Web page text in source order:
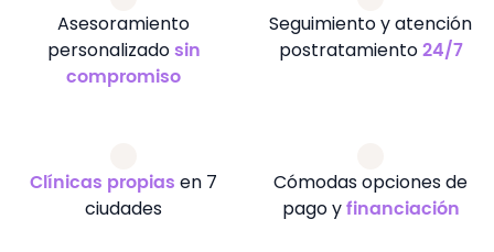
Asesoramiento
personalizado sin
compromiso
Seguimiento y atención
postratamiento 24/7
Clínicas propias en 7
ciudades
Cómodas opciones de
pago y financiación